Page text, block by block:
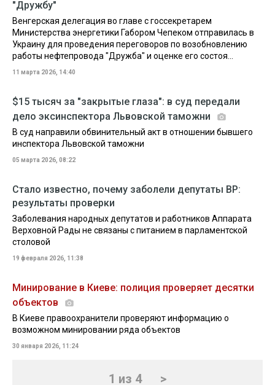
"Дружбу"
Венгерская делегация во главе с госсекретарем
Министерства энергетики Габором Чепеком отправилась в
Украину для проведения переговоров по возобновлению
работы нефтепровода "Дружба" и оценке его состоя...
11 марта 2026, 14:40
$15 тысяч за "закрытые глаза": в суд передали
дело эксинспектора Львовской таможни
В суд направили обвинительный акт в отношении бывшего
инспектора Львовской таможни
05 марта 2026, 08:22
Стало известно, почему заболели депутаты ВР:
результаты проверки
Заболевания народных депутатов и работников Аппарата
Верховной Рады не связаны с питанием в парламентской
столовой
19 февраля 2026, 11:38
Минирование в Киеве: полиция проверяет десятки
объектов
В Киеве правоохранители проверяют информацию о
возможном минировании ряда объектов
30 января 2026, 11:24
1 из 4 >